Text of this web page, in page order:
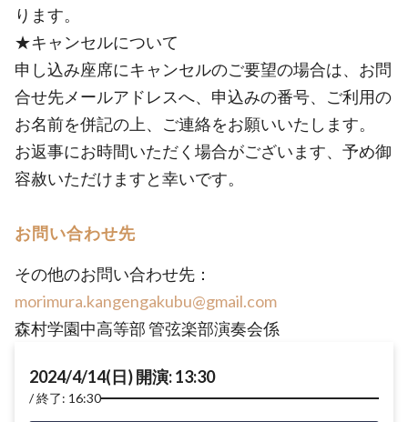
ります。
★キャンセルについて
申し込み座席にキャンセルのご要望の場合は、お問
合せ先メールアドレスへ、申込みの番号、ご利用の
お名前を併記の上、ご連絡をお願いいたします。
お返事にお時間いただく場合がございます、予め御
容赦いただけますと幸いです。
お問い合わせ先
その他のお問い合わせ先：
morimura.kangengakubu@gmail.com
森村学園中高等部 管弦楽部演奏会係
2024/4/14(日) 開演: 13:30
終了: 16:30